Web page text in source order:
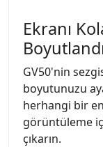
Ekranı
GV50'nin
boyutunuzu
herhangi bir
görüntüleme
çıkarın.